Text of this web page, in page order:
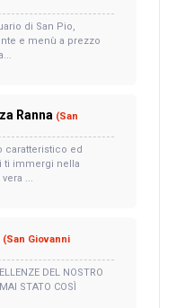
di San Pio,
e menù a prezzo
Ranna (San
caratteristico ed
ti immergi nella
...
(San Giovanni
DEL NOSTRO
STATO COSÌ